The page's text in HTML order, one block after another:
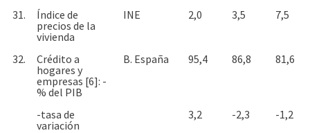
31.
Índice de
precios de la
vivienda
INE 2,0 3,5 7,5
32.
Crédito a
hogares y
empresas [6]: -
% del PIB
B. España 95,4 86,8 81,6
-tasa de
variación
3,2 -2,3 -1,2